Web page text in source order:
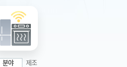
분야
제조